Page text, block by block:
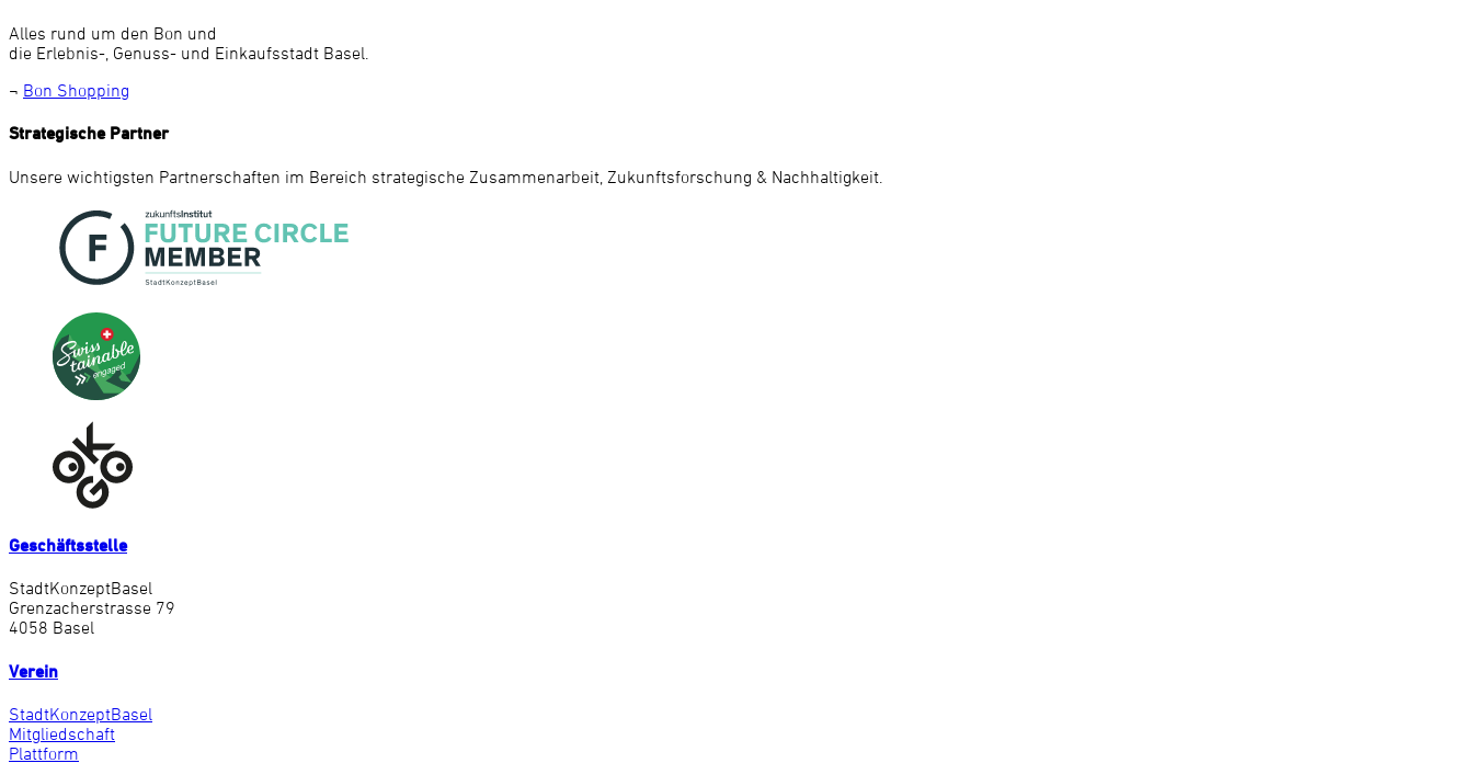
Alles rund um den Bon und
die Erlebnis-, Genuss- und Einkaufsstadt Basel.
¬ Bon Shopping
Strategische Partner
Unsere wichtigsten Partnerschaften im Bereich strategische Zusammenarbeit, Zukunftsforschung & Nachhaltigkeit.
Geschäftsstelle
StadtKonzeptBasel
Grenzacherstrasse 79
4058 Basel
Verein
StadtKonzeptBasel
Mitgliedschaft
Plattform